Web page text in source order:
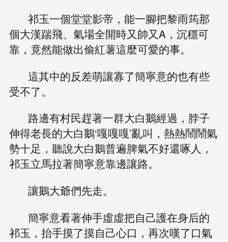
祁玉一個堂堂影帝，能一腳把黎雨筠那
個大漢踹飛、氣場全開時又帥又A，沉穩可
靠，竟然能做出偷紅薯這麼可愛的事。
這其中的反差萌讓寡了簡寧意的也有些
受不了。
路邊有村民趕著一群大白鵝經過，脖子
伸得老長的大白鵝‘嘎嘎嘎’亂叫，熱熱鬧鬧氣
勢十足，聽說大白鵝普遍脾氣不好還啄人，
祁玉立馬拉著簡寧意靠邊讓路。
讓鵝大爺們先走。
簡寧意看著伸手虛虛把自己護在身后的
祁玉，抬手摸了摸自己心口，再次嘆了口氣